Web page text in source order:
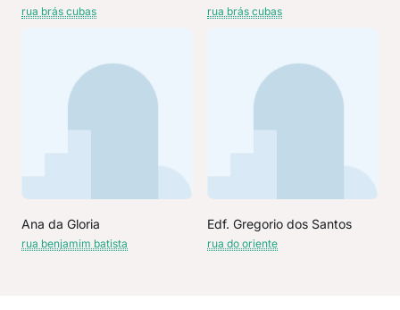
rua brás cubas rua brás cubas
Ana da Gloria
rua benjamim batista
Edf. Gregorio dos Santos
rua do oriente